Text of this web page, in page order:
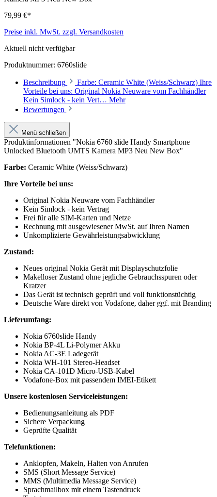
79,99 €*
Preise inkl. MwSt. zzgl. Versandkosten
Aktuell nicht verfügbar
Produktnummer: 6760slide
Beschreibung
Farbe: Ceramic White (Weiss/Schwarz) Ihre
Vorteile bei uns: Original Nokia Neuware vom Fachhändler
Kein Simlock - kein Vert… Mehr
Bewertungen
Menü schließen
Produktinformationen "Nokia 6760 slide Handy Smartphone
Unlocked Bluetooth UMTS Kamera MP3 Neu New Box"
Farbe: Ceramic White (Weiss/Schwarz)
Ihre Vorteile bei uns:
Original Nokia Neuware vom Fachhändler
Kein Simlock - kein Vertrag
Frei für alle SIM-Karten und Netze
Rechnung mit ausgewiesener MwSt. auf Ihren Namen
Unkomplizierte Gewährleistungsabwicklung
Zustand:
Neues original Nokia Gerät mit Displayschutzfolie
Makelloser Zustand ohne jegliche Gebrauchsspuren oder
Kratzer
Das Gerät ist technisch geprüft und voll funktionstüchtig
Deutsche Ware direkt von Vodafone, daher ggf. mit Branding
Lieferumfang:
Nokia 6760slide Handy
Nokia BP-4L Li-Polymer Akku
Nokia AC-3E Ladegerät
Nokia WH-101 Stereo-Headset
Nokia CA-101D Micro-USB-Kabel
Vodafone-Box mit passendem IMEI-Etikett
Unsere kostenlosen Serviceleistungen:
Bedienungsanleitung als PDF
Sichere Verpackung
Geprüfte Qualität
Telefunktionen:
Anklopfen, Makeln, Halten von Anrufen
SMS (Short Message Service)
MMS (Multimedia Message Service)
Sprachmailbox mit einem Tastendruck